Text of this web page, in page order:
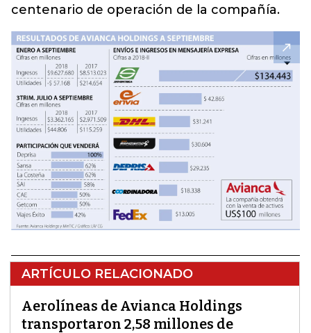
centenario de operación de la compañía.
ARTÍCULO RELACIONADO
Aerolíneas de Avianca Holdings
transportaron 2,58 millones de